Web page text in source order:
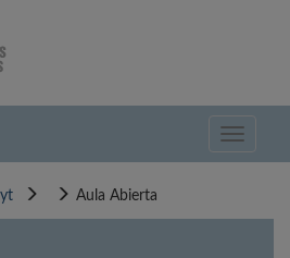
Toggle
Aula Abierta